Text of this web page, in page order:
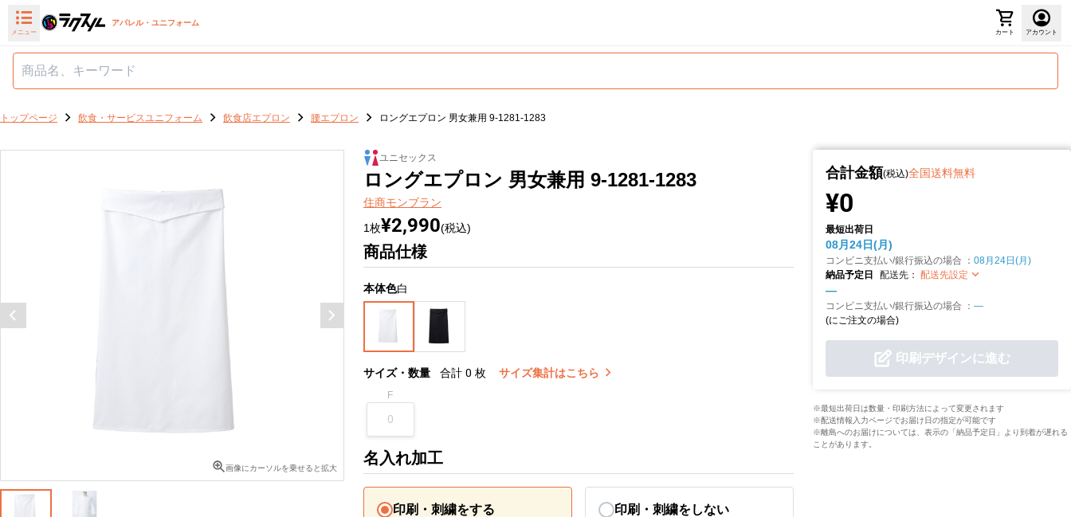
メニュー
アパレル・ユニフォーム
カート アカウント
トップページ 飲食・サービスユニフォーム 飲食店エプロン 腰エプロン ロングエプロン 男女兼用 9-1281-1283
画像にカーソルを乗せると拡大
ユニセックス
ロングエプロン 男女兼用 9-1281-1283
住商モンブラン
1枚¥2,990(税込)
商品仕様
本体色白
サイズ・数量 合計 0 枚 サイズ集計はこちら
F
名入れ加工
印刷・刺繍をする 印刷・刺繍をしない
合計金額(税込)全国送料無料
¥0
最短出荷日
08月24日(月)
コンビニ支払い/銀行振込の場合 ： 08月24日(月)
納品予定日
配送先： 配送先設定
—
コンビニ支払い/銀行振込の場合 ： —
(にご注文の場合)
印刷デザインに進む
※最短出荷日は数量・印刷方法によって変更されます
※配送情報入力ページでお届け日の指定が可能です
※離島へのお届けについては、表示の「納品予定日」より到着が遅れる
ことがあります。